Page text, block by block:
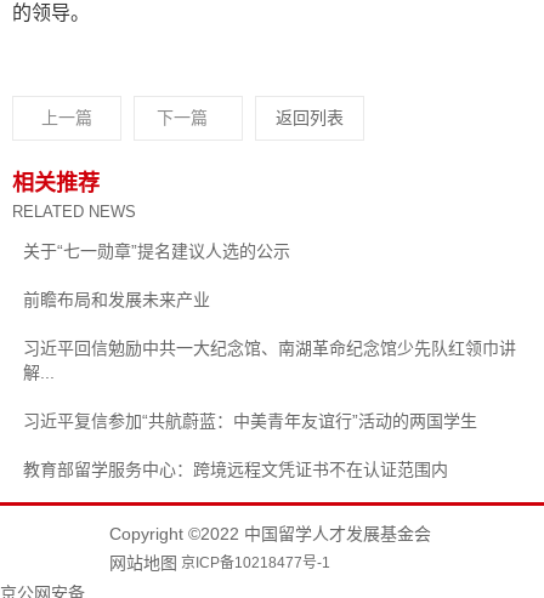
的领导。
上一篇 下一篇 返回列表
相关推荐
RELATED NEWS
关于“七一勋章”提名建议人选的公示
前瞻布局和发展未来产业
习近平回信勉励中共一大纪念馆、南湖革命纪念馆少先队红领巾讲
解...
习近平复信参加“共航蔚蓝：中美青年友谊行”活动的两国学生
教育部留学服务中心：跨境远程文凭证书不在认证范围内
Copyright ©2022 中国留学人才发展基金会
网站地图 京ICP备10218477号-1
京公网安备